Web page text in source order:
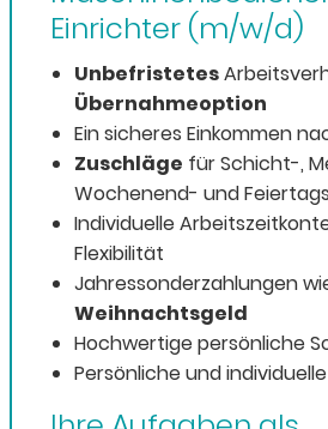
Einrichter (m/w/d)
Unbefristetes
Übernahmeoption
Ein sicheres Einkommen
Zuschläge für Schicht-,
Wochenend- und
Individuelle
Flexibilität
Jahressonderzahlungen
Weihnachtsgeld
Hochwertige persönliche
Persönliche und